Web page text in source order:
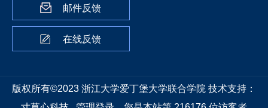
邮件反馈
在线反馈
版权所有©2023 浙江大学爱丁堡大学联合学院 技术支持：